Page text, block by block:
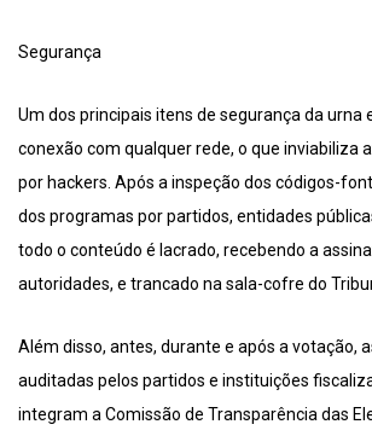
Segurança
Um dos principais itens de segurança da urna
conexão com qualquer rede, o que inviabiliza
por hackers. Após a inspeção dos códigos-
dos programas por partidos, entidades
todo o conteúdo é lacrado, recebendo a
autoridades, e trancado na sala-cofre do
Além disso, antes, durante e após a votação,
auditadas pelos partidos e instituições
integram a Comissão de Transparência das